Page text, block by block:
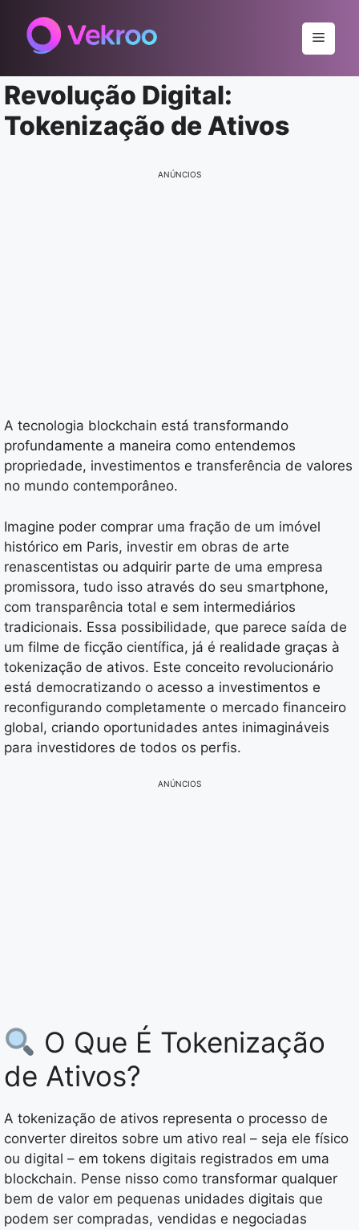
para
Menu
Revolução Digital:
Tokenização de Ativos
ANÚNCIOS
A tecnologia blockchain está transformando
profundamente a maneira como entendemos
propriedade, investimentos e transferência de valores
no mundo contemporâneo.
Imagine poder comprar uma fração de um imóvel
histórico em Paris, investir em obras de arte
renascentistas ou adquirir parte de uma empresa
promissora, tudo isso através do seu smartphone,
com transparência total e sem intermediários
tradicionais. Essa possibilidade, que parece saída de
um filme de ficção científica, já é realidade graças à
tokenização de ativos. Este conceito revolucionário
está democratizando o acesso a investimentos e
reconfigurando completamente o mercado financeiro
global, criando oportunidades antes inimagináveis
para investidores de todos os perfis.
ANÚNCIOS
O Que É Tokenização
de Ativos?
A tokenização de ativos representa o processo de
converter direitos sobre um ativo real – seja ele físico
ou digital – em tokens digitais registrados em uma
blockchain. Pense nisso como transformar qualquer
bem de valor em pequenas unidades digitais que
podem ser compradas, vendidas e negociadas